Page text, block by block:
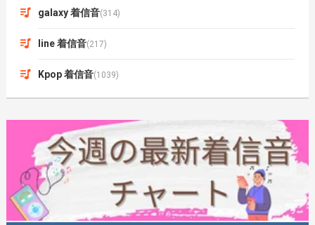
galaxy 着信音(314)
line 着信音(217)
Kpop 着信音(1039)